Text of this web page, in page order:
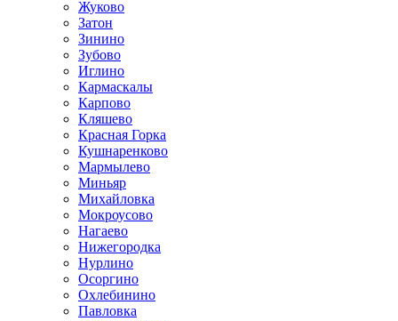
Жуково
Затон
Зинино
Зубово
Иглино
Кармаскалы
Карпово
Кляшево
Красная Горка
Кушнаренково
Мармылево
Миньяр
Михайловка
Мокроусово
Нагаево
Нижегородка
Нурлино
Осоргино
Охлебинино
Павловка